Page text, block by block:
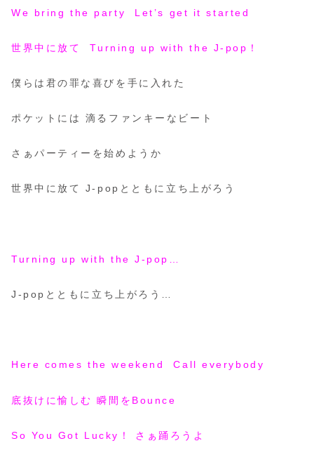
We bring the party Let’s get it started
世界中に放て Turning up with the J-pop！
僕らは君の罪な喜びを手に入れた
ポケットには 滴るファンキーなビート
さぁパーティーを始めようか
世界中に放て J-popとともに立ち上がろう
Turning up with the J-pop…
J-popとともに立ち上がろう…
Here comes the weekend Call everybody
底抜けに愉しむ 瞬間をBounce
So You Got Lucky！ さぁ踊ろうよ